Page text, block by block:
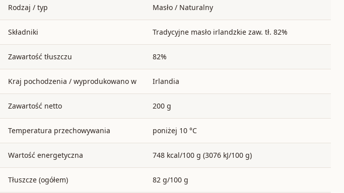
Rodzaj / typ Masło / Naturalny
Składniki Tradycyjne masło irlandzkie zaw. tł. 82%
Zawartość tłuszczu 82%
Kraj pochodzenia / wyprodukowano w Irlandia
Zawartość netto 200 g
Temperatura przechowywania poniżej 10 °C
Wartość energetyczna 748 kcal/100 g (3076 kJ/100 g)
Tłuszcze (ogółem) 82 g/100 g